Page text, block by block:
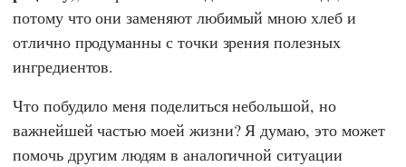
потому что они заменяют любимый мною хлеб и
отлично продуманны с точки зрения полезных
ингредиентов.
Что побудило меня поделиться небольшой, но
важнейшей частью моей жизни? Я думаю, это может
помочь другим людям в аналогичной ситуации